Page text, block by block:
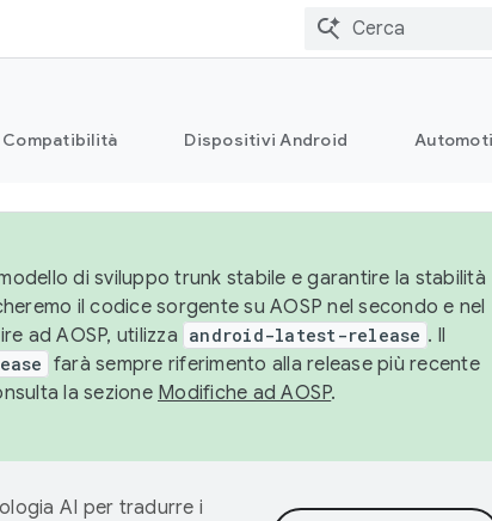
Compatibilità Dispositivi Android
di sviluppo trunk stabile e garantire la stabilità
il codice sorgente su AOSP nel secondo e nel
ad AOSP, utilizza android-latest-release . Il
farà sempre riferimento alla release più recente
la sezione Modifiche ad AOSP.
AI per tradurre i